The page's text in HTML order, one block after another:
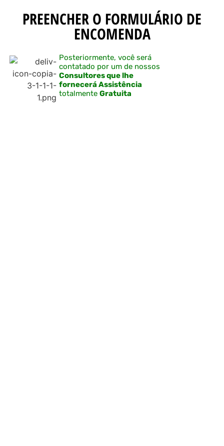
PREENCHER O FORMULÁRIO DE
ENCOMENDA
Posteriormente, você será
contatado por um de nossos
Consultores que lhe
fornecerá Assistência
totalmente Gratuita